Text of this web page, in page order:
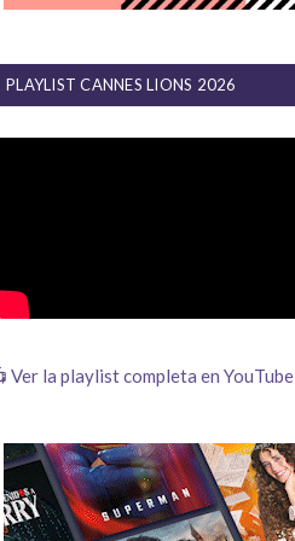
PLAYLIST CANNES LIONS 2026
Ver la playlist completa en YouTube